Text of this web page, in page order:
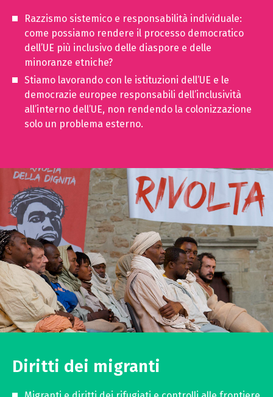
Razzismo sistemico e responsabilità individuale:
come possiamo rendere il processo democratico
dell’UE più inclusivo delle diaspore e delle
minoranze etniche?
Stiamo lavorando con le istituzioni dell’UE e le
democrazie europee responsabili dell’inclusività
all’interno dell’UE, non rendendo la colonizzazione
solo un problema esterno.
Diritti dei migranti